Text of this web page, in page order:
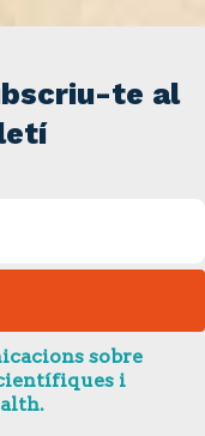
te al
sobre
i